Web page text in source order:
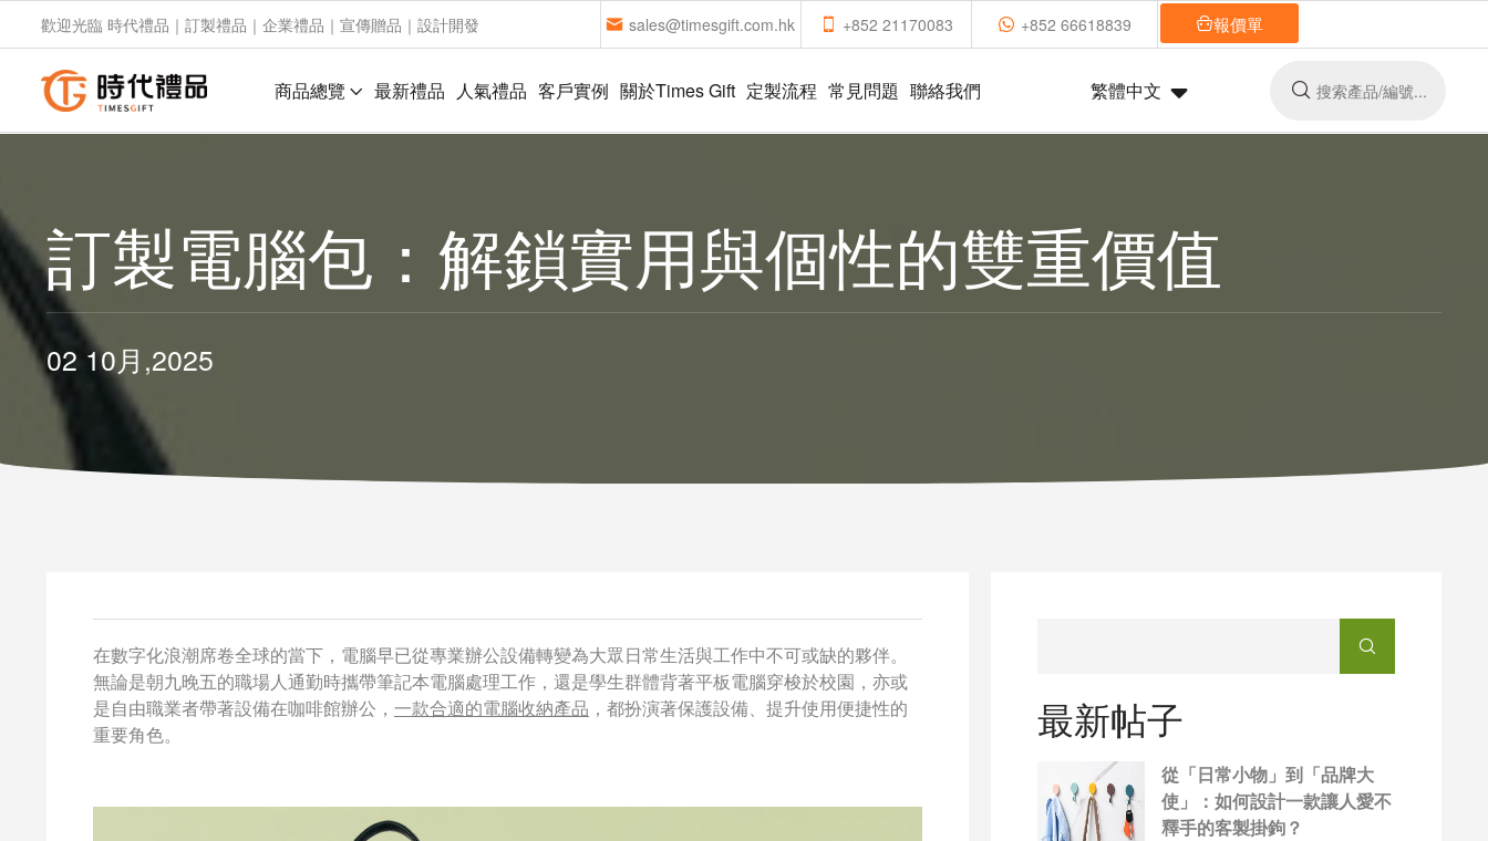
歡迎光臨 時代禮品｜訂製禮品｜企業禮品｜宣傳贈品｜設計開發 sales@timesgift.com.hk +852 21170083 +852 66618839 報價單
商品總覽 最新禮品 人氣禮品 客戶實例 關於Times Gift 定製流程 常見問題 聯絡我們 繁體中文
訂製電腦包：解鎖實用與個性的雙重價值
02 10月,2025
在數字化浪潮席卷全球的當下，電腦早已從專業辦公設備轉變為大眾日常生活與工作中不可或缺的夥伴。
無論是朝九晚五的職場人通勤時攜帶筆記本電腦處理工作，還是學生群體背著平板電腦穿梭於校園，亦或
是自由職業者帶著設備在咖啡館辦公， 一款合適的電腦收納產品 ，都扮演著保護設備、提升使用便捷性的
重要角色。
最新帖子
從「日常小物」到「品牌大
使」：如何設計一款讓人愛不
釋手的客製掛鉤？